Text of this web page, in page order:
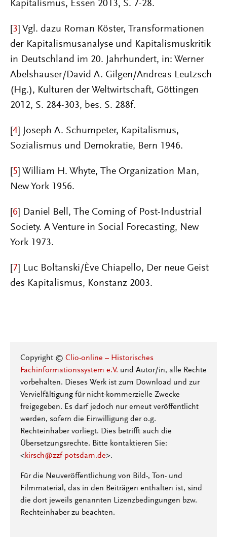
Kapitalismus, Essen 2013, S. 7-28.
3 ] Vgl. dazu Roman Köster, Transformationen
der Kapitalismusanalyse und Kapitalismuskritik
in Deutschland im 20. Jahrhundert, in: Werner
Abelshauser/David A. Gilgen/Andreas Leutzsch
(Hg.), Kulturen der Weltwirtschaft, Göttingen
2012, S. 284-303, bes. S. 288f.
4 ] Joseph A. Schumpeter, Kapitalismus,
Sozialismus und Demokratie, Bern 1946.
5 ] William H. Whyte, The Organization Man,
New York 1956.
6 ] Daniel Bell, The Coming of Post-Industrial
Society. A Venture in Social Forecasting, New
York 1973.
7 ] Luc Boltanski/Ève Chiapello, Der neue Geist
des Kapitalismus, Konstanz 2003.
Copyright © Clio-online – Historisches
Fachinformationssystem e.V. und Autor/in, alle Rechte
vorbehalten. Dieses Werk ist zum Download und zur
Vervielfältigung für nicht-kommerzielle Zwecke
freigegeben. Es darf jedoch nur erneut veröffentlicht
werden, sofern die Einwilligung der o.g.
Rechteinhaber vorliegt. Dies betrifft auch die
Übersetzungsrechte. Bitte kontaktieren Sie:
<kirsch@zzf-potsdam.de>.
Für die Neuveröffentlichung von Bild-, Ton- und
Filmmaterial, das in den Beiträgen enthalten ist, sind
die dort jeweils genannten Lizenzbedingungen bzw.
Rechteinhaber zu beachten.